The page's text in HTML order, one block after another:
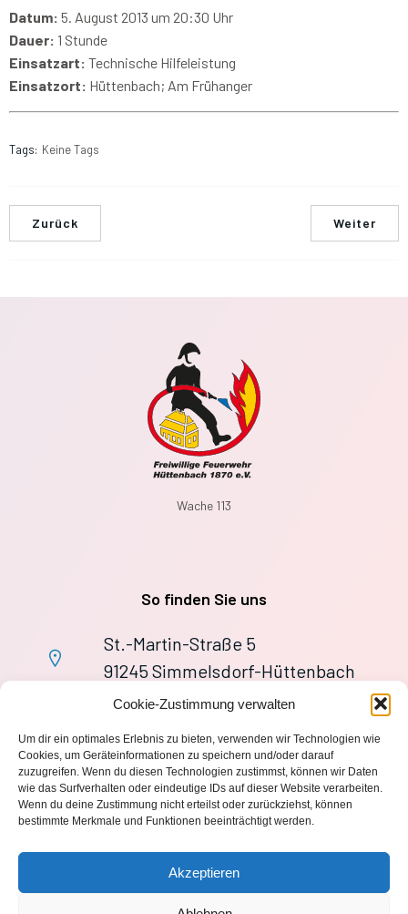
Cookie-Zustimmung verwalten
Um dir ein optimales Erlebnis zu bieten, verwenden wir Technologien wie
Cookies, um Geräteinformationen zu speichern und/oder darauf
zuzugreifen. Wenn du diesen Technologien zustimmst, können wir Daten
wie das Surfverhalten oder eindeutige IDs auf dieser Website verarbeiten.
Wenn du deine Zustimmung nicht erteilst oder zurückziehst, können
bestimmte Merkmale und Funktionen beeinträchtigt werden.
Akzeptieren
Datum: 5. August 2013 um 20:30 Uhr
Dauer: 1 Stunde
Einsatzart: Technische Hilfeleistung
Einsatzort: Hüttenbach; Am Frühanger
Tags: Keine Tags
Zurück Weiter
Wache 113
So finden Sie uns
St.-Martin-Straße 5
91245 Simmelsdorf-Hüttenbach
+49 9155 9279727
wache113@ff-huettenbach.de